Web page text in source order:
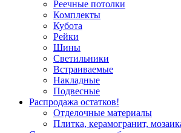
Реечные потолки
Комплекты
Кубота
Рейки
Шины
Светильники
Встраиваемые
Накладные
Подвесные
Распродажа остатков!
Отделочные материалы
Плитка, керамогранит,